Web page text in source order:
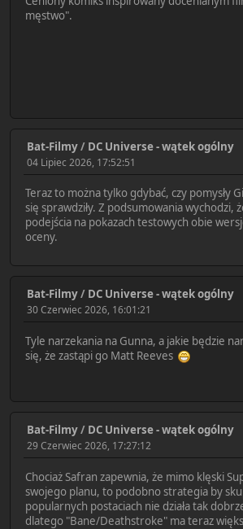
męstwo".
Bat-Filmy/ DC Universe - wątek ogólny
04 Lipiec 2026, 17:52:51
Teraz to można tylko gdybać, czy pomysły
się sprawdziły. Z podsumowania wychodzi,
podejścia na pokazach testowych obie
oceny.
Bat-Filmy/ DC Universe - wątek ogólny
30 Czerwiec 2026, 16:01:21
Tyle narzekania na Gunna, a jakie będzie
się, że zastąpi go Matt Reeves
Bat-Filmy/ DC Universe - wątek ogólny
29 Czerwiec 2026, 17:27:12
Chociaż Safran zapewnia, że mimo klęski
swojego planu, to podobno strategia by
popularnych postaciach nie działa tak
dlatego "Bane/Deathstroke" ma teraz